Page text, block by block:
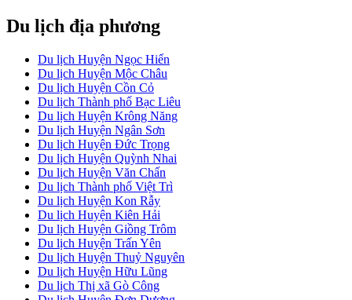
Du lịch địa phương
Du lịch Huyện Ngọc Hiển
Du lịch Huyện Mộc Châu
Du lịch Huyện Cồn Cỏ
Du lịch Thành phố Bạc Liêu
Du lịch Huyện Krông Năng
Du lịch Huyện Ngân Sơn
Du lịch Huyện Đức Trọng
Du lịch Huyện Quỳnh Nhai
Du lịch Huyện Văn Chấn
Du lịch Thành phố Việt Trì
Du lịch Huyện Kon Rẫy
Du lịch Huyện Kiên Hải
Du lịch Huyện Giồng Trôm
Du lịch Huyện Trấn Yên
Du lịch Huyện Thuỷ Nguyên
Du lịch Huyện Hữu Lũng
Du lịch Thị xã Gò Công